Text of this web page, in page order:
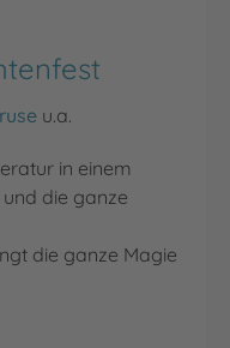
u.a.
in einem
die ganze
die ganze Magie